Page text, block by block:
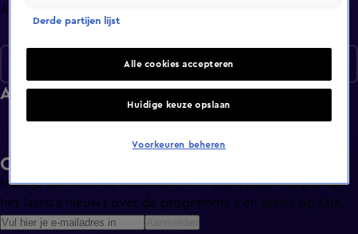
Afleveringen
Afleveringen
Ontvang de KIJK-nieuwsbrief
Meld je aan voor de nieuwsbrief en blijf op de hoogte van
het laatste nieuws over de programma’s en series op KIJK.
Derde partijen lijst
Alle cookies accepteren
Huidige keuze opslaan
Voorkeuren beheren